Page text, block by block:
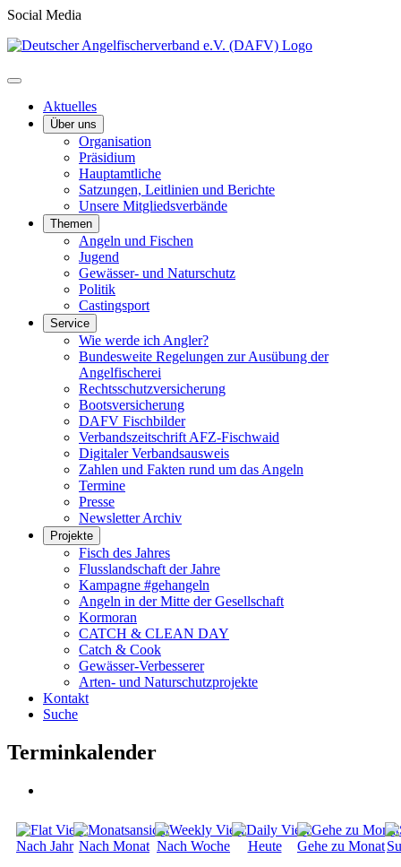
Social Media
Aktuelles
Über uns
Organisation
Präsidium
Hauptamtliche
Satzungen, Leitlinien und Berichte
Unsere Mitgliedsverbände
Themen
Angeln und Fischen
Jugend
Gewässer- und Naturschutz
Politik
Castingsport
Service
Wie werde ich Angler?
Bundesweite Regelungen zur Ausübung der
Angelfischerei
Rechtsschutzversicherung
Bootsversicherung
DAFV Fischbilder
Verbandszeitschrift AFZ-Fischwaid
Digitaler Verbandsausweis
Zahlen und Fakten rund um das Angeln
Termine
Presse
Newsletter Archiv
Projekte
Fisch des Jahres
Flusslandschaft der Jahre
Kampagne #gehangeln
Angeln in der Mitte der Gesellschaft
Kormoran
CATCH & CLEAN DAY
Catch & Cook
Gewässer-Verbesserer
Arten- und Naturschutzprojekte
Kontakt
Suche
Terminkalender
Nach Jahr Nach Monat Nach Woche Heute Gehe zu Monat